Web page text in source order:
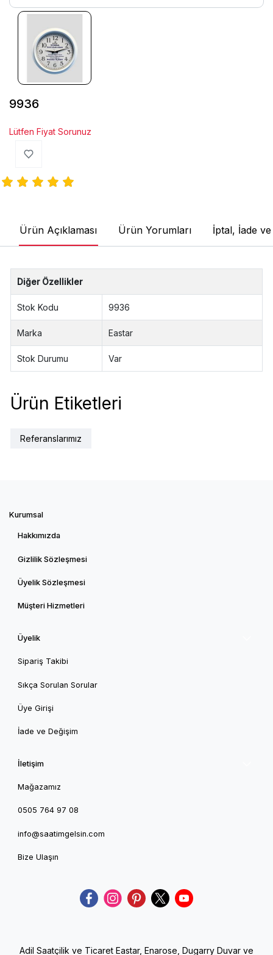
9936
Lütfen Fiyat Sorunuz
Ürün Açıklaması Ürün Yorumları İptal, İade
Diğer Özellikler
Stok Kodu 9936
Marka Eastar
Stok Durumu Var
Ürün Etiketleri
Referanslarımız
Kurumsal
Hakkımızda
Gizlilik Sözleşmesi
Üyelik Sözleşmesi
Müşteri Hizmetleri
Üyelik
Sipariş Takibi
Sıkça Sorulan Sorular
Üye Girişi
İade ve Değişim
İletişim
Mağazamız
0505 764 97 08
info@saatimgelsin.com
Bize Ulaşın
Adil Saatçilik ve Ticaret Eastar, Enarose, Dugarry Duvar ve